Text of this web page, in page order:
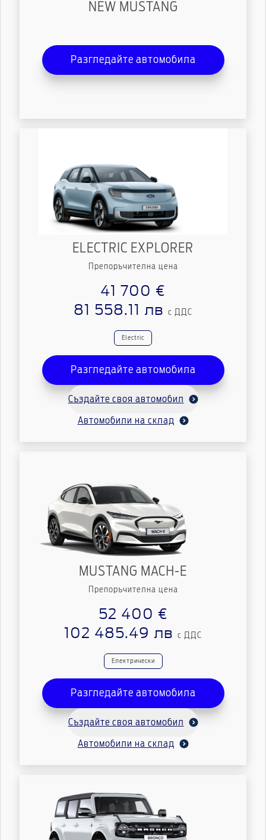
NEW MUSTANG
Разгледайте автомобила
ELECTRIC EXPLORER
Препоръчителна цена
41 700 €
81 558.11 лв
с ДДС
Electric
Разгледайте автомобила
Създайте своя автомобил
Автомобили на склад
MUSTANG MACH-E
Препоръчителна цена
52 400 €
102 485.49 лв
с ДДС
Електрически
Разгледайте автомобила
Създайте своя автомобил
Автомобили на склад